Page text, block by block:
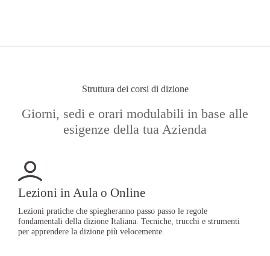
Struttura dei corsi di dizione
Giorni, sedi e orari modulabili in base alle
esigenze della tua Azienda
Lezioni in Aula o Online
Lezioni pratiche che spiegheranno passo passo le regole
fondamentali della dizione Italiana. Tecniche, trucchi e strumenti
per apprendere la dizione più velocemente.